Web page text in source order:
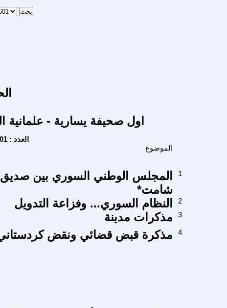
اول صحيفة يسارية - علمانية
Sunday - 1/8/2012 - العدد : 3601
الموضوع
المجلس الوطني السوري بين
شامت*
1
النظام السوري... وفزاعة التدويل
2
مذكرات مدينة 3
مذكرة قبض قضائي ونقض 4